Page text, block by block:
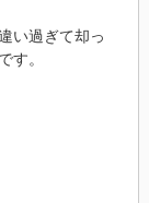
い過ぎて却っ
す。